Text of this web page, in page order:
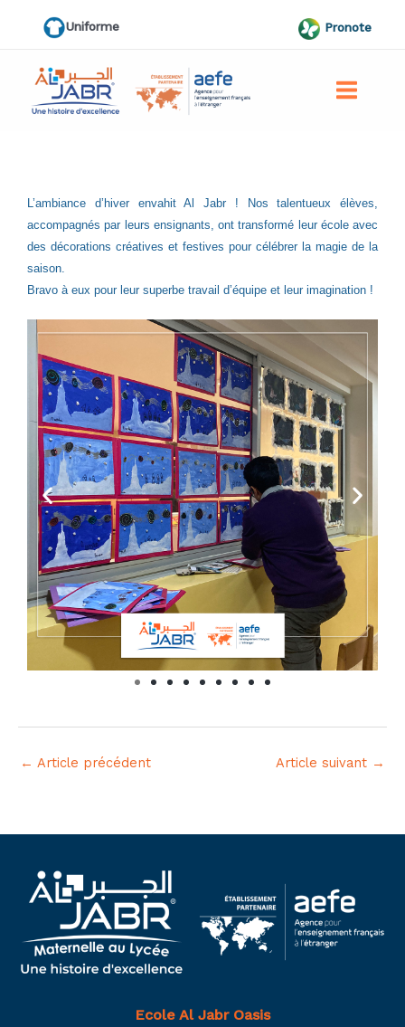
Uniforme Pronote
L’ambiance d’hiver envahit Al Jabr ! Nos talentueux élèves,
accompagnés par leurs ensignants, ont transformé leur école avec
des décorations créatives et festives pour célébrer la magie de la
saison.
Bravo à eux pour leur superbe travail d’équipe et leur imagination !
← Article précédent Article suivant →
Ecole Al Jabr Oasis